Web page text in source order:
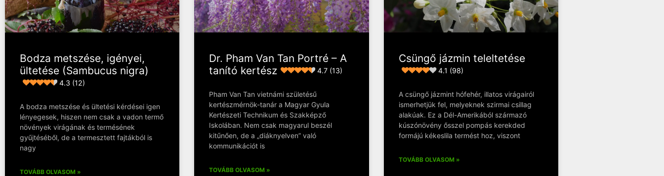
Bodza metszése, igényei,
ültetése (Sambucus nigra)
4.3 (12)
A bodza metszése és ültetési kérdései igen
lényegesek, hiszen nem csak a vadon termő
növények virágának és termésének
gyűjtéséből, de a termesztett fajtákból is
nagy
TOVÁBB OLVASOM »
Dr. Pham Van Tan Portré – A
tanító kertész
4.7 (13)
Pham Van Tan vietnámi születésű
kertészmérnök-tanár a Magyar Gyula
Kertészeti Technikum és Szakképző
Iskolában. Nem csak magyarul beszél
kitűnően, de a „diáknyelven” való
kommunikációt is
TOVÁBB OLVASOM »
Csüngő jázmin teleltetése
4.1 (98)
A csüngő jázmint hófehér, illatos virágairól
ismerhetjük fel, melyeknek szirmai csillag
alakúak. Ez a Dél-Amerikából származó
kúszónövény ősszel pompás kerekded
formájú kékeslila termést hoz, viszont
TOVÁBB OLVASOM »